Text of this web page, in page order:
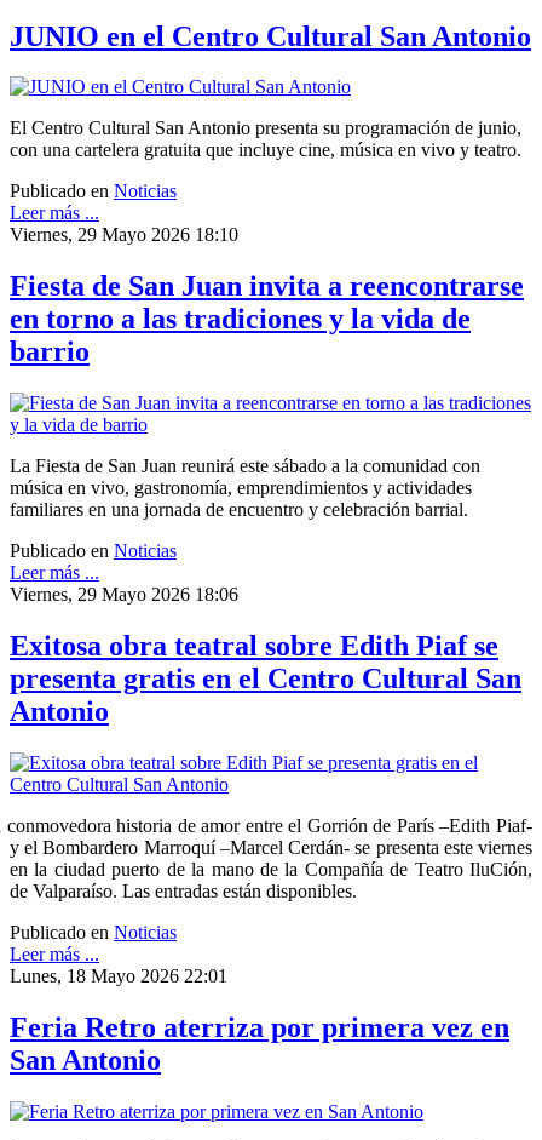
JUNIO en el Centro Cultural San Antonio
El Centro Cultural San Antonio presenta su programación de junio,
con una cartelera gratuita que incluye cine, música en vivo y teatro.
Publicado en Noticias
Leer más ...
Viernes, 29 Mayo 2026 18:10
Fiesta de San Juan invita a reencontrarse
en torno a las tradiciones y la vida de
barrio
La Fiesta de San Juan reunirá este sábado a la comunidad con
música en vivo, gastronomía, emprendimientos y actividades
familiares en una jornada de encuentro y celebración barrial.
Publicado en Noticias
Leer más ...
Viernes, 29 Mayo 2026 18:06
Exitosa obra teatral sobre Edith Piaf se
presenta gratis en el Centro Cultural San
Antonio
conmovedora historia de amor entre el Gorrión de París –Edith Piaf-
y el Bombardero Marroquí –Marcel Cerdán- se presenta este viernes
en la ciudad puerto de la mano de la Compañía de Teatro IluCión,
de Valparaíso. Las entradas están disponibles.
Publicado en Noticias
Leer más ...
Lunes, 18 Mayo 2026 22:01
Feria Retro aterriza por primera vez en
San Antonio